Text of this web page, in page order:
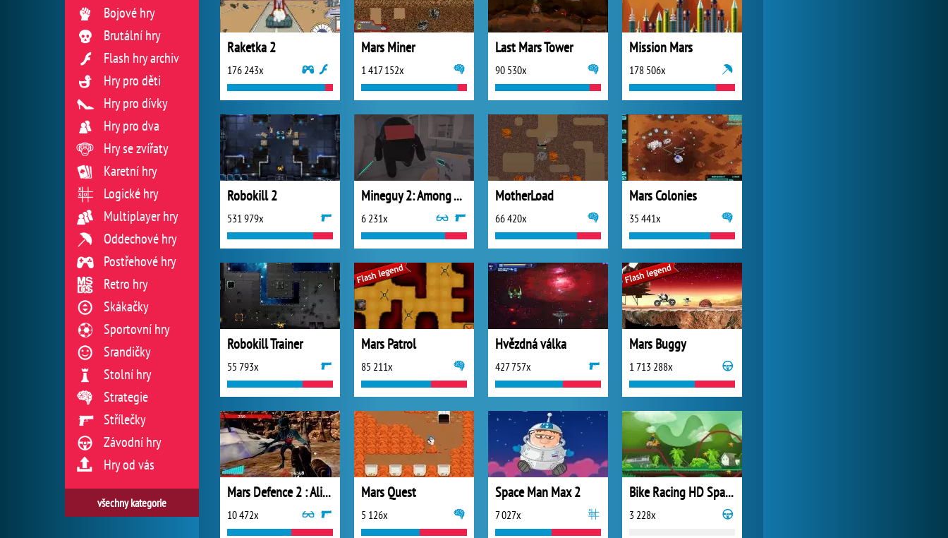
Raketka 2
176 243x
Mars Miner
1 417 152x
Last Mars Tower
90 530x
Mission Mars
178 506x
Robokill 2
531 979x
Mineguy 2: Among Them
6 231x
MotherLoad
66 420x
Mars Colonies
35 441x
Robokill Trainer
55 793x
Mars Patrol
85 211x
Hvězdná válka
427 757x
Mars Buggy
1 713 288x
Mars Defence 2 : Aliens Attack
10 472x
Mars Quest
5 126x
Space Man Max 2
7 027x
Bike Racing HD Space
3 228x
Bojové hry
Brutální hry
Flash hry archiv
Hry pro děti
Hry pro dívky
Hry pro dva
Hry se zvířaty
Karetní hry
Logické hry
Multiplayer hry
Oddechové hry
Postřehové hry
Retro hry
Skákačky
Sportovní hry
Srandičky
Stolní hry
Strategie
Střílečky
Závodní hry
Hry od vás
všechny kategorie
Forge of Empires
Zoo 2: Animal Park